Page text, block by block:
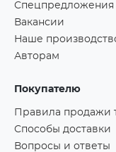
Спецпредложения
Вакансии
Наше
Авторам
Покупателю
Правила продажи
Способы доставки
Вопросы и ответы